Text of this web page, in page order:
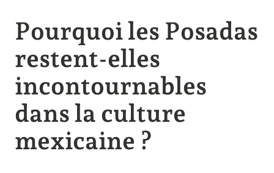
Pourquoi les Posadas
restent-elles
incontournables
dans la culture
mexicaine ?